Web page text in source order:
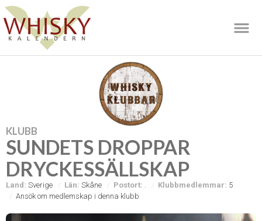
KLUBB
SUNDETS DROPPAR
DRYCKESSÄLLSKAP
Land: Sverige Län: Skåne Postort: . Klubbmedlemmar: 5
Ansök om medlemskap i denna klubb